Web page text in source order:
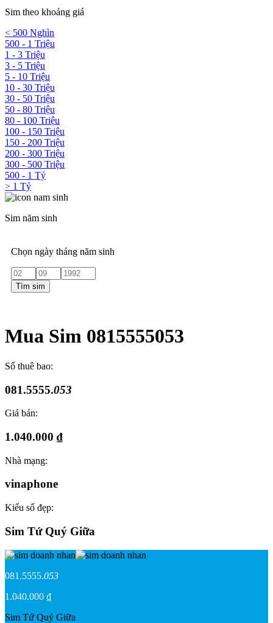
Sim theo khoảng giá
< 500 Nghìn
500 - 1 Triệu
1 - 3 Triệu
3 - 5 Triệu
5 - 10 Triệu
10 - 30 Triệu
30 - 50 Triệu
50 - 80 Triệu
80 - 100 Triệu
100 - 150 Triệu
150 - 200 Triệu
200 - 300 Triệu
300 - 500 Triệu
500 - 1 Tỷ
> 1 Tỷ
Sim năm sinh
Chọn ngày tháng năm sinh
Tìm sim
Mua Sim 0815555053
Số thuê bao:
081.5555.053
Giá bán:
1.040.000 ₫
Nhà mạng:
vinaphone
Kiểu số đẹp:
Sim Tứ Quý Giữa
081.5555.053
1.040.000 ₫
Sim Tứ Quý Giữa